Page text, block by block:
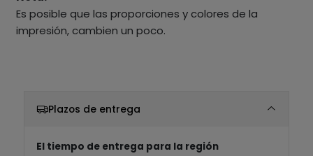
Es posible que las proporciones y colores de la
impresión, cambien un poco.
Plazos de entrega
El tiempo de entrega para la región